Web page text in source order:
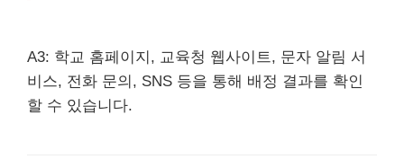
A3: 학교 홈페이지, 교육청 웹사이트, 문자 알림 서
비스, 전화 문의, SNS 등을 통해 배정 결과를 확인
할 수 있습니다.